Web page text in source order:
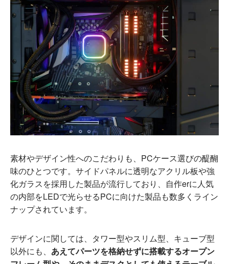
素材やデザイン性へのこだわりも、PCケース選びの醍醐
味のひとつです。サイドパネルに透明なアクリル板や強
化ガラスを採用した製品が流行しており、自作erに人気
の内部をLEDで光らせるPCに向けた製品も数多くライン
ナップされています。
デザインに関しては、タワー型やスリム型、キューブ型
以外にも、 あえてパーツを格納せずに搭載するオープン